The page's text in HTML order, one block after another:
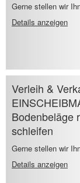
Gerne stellen wir
Details anzeigen
Verleih &
Bodenbeläge
schleifen
Gerne stellen wir
Details anzeigen